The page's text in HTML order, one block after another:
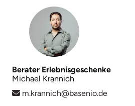
Berater Erlebnisgeschenke
Michael Krannich
m.krannich@basenio.de
Moers
Märkisch-Oderland
Mönchengladbach